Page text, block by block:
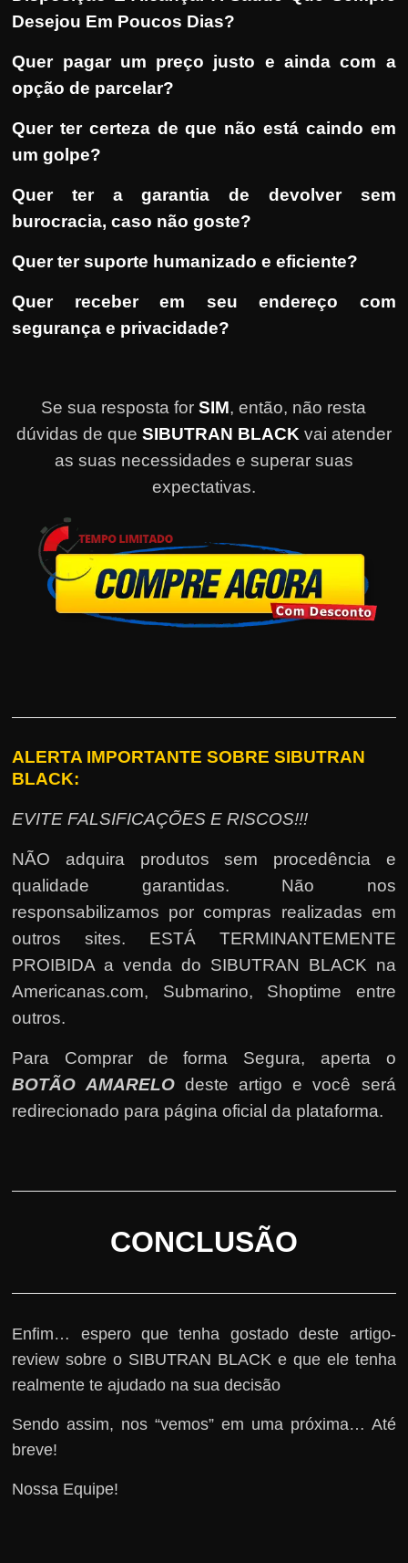
Desejou Em Poucos Dias?
Quer pagar um preço justo e ainda com a
opção de parcelar?
Quer ter certeza de que não está caindo em
um golpe?
Quer ter a garantia de devolver sem
burocracia, caso não goste?
Quer ter suporte humanizado e eficiente?
Quer receber em seu endereço com
segurança e privacidade?
Se sua resposta forSIM, então, não resta
dúvidas de que SIBUTRAN BLACK vai atender
as suas necessidades e superar suas
expectativas.
ALERTA IMPORTANTE SOBRE SIBUTRAN
BLACK:
EVITE FALSIFICAÇÕES E RISCOS!!!
NÃO adquira produtos sem procedência e
qualidade garantidas. Não nos
responsabilizamos por compras realizadas em
outros sites. ESTÁ TERMINANTEMENTE
PROIBIDA a venda do SIBUTRAN BLACK na
Americanas.com, Submarino, Shoptime entre
outros.
Para Comprar de forma Segura, aperta o
BOTÃO AMARELOdeste artigo e você será
redirecionado para página oficial da plataforma.
CONCLUSÃO
Enfim… espero que tenha gostado deste artigo-
review sobre o SIBUTRAN BLACK e que ele tenha
realmente te ajudado na sua decisão
Sendo assim, nos “vemos” em uma próxima… Até
breve!
Nossa Equipe!